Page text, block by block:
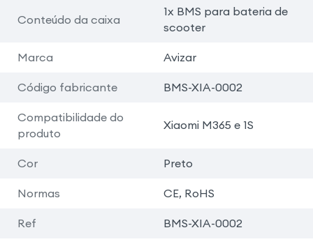
Conteúdo da caixa
1x BMS para bateria de
scooter
Marca Avizar
Código fabricante BMS-XIA-0002
Compatibilidade do
produto
Xiaomi M365 e 1S
Cor Preto
Normas CE, RoHS
Ref BMS-XIA-0002